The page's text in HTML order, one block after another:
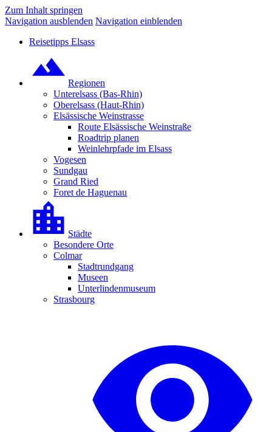
Zum Inhalt springen
Navigation ausblenden Navigation einblenden
Reisetipps Elsass
Regionen
Unterelsass (Bas-Rhin)
Oberelsass (Haut-Rhin)
Elsässische Weinstrasse
Route Elsässische Weinstraße
Roadtrip planen
Weinlehrpfade im Elsass
Vogesen
Sundgau
Grand Ried
Foret de Haguenau
Städte
Besondere Orte
Colmar
Stadtrundgang
Museen
Unterlindenmuseum
Strasbourg